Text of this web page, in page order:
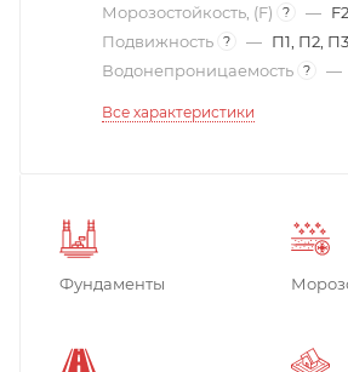
Морозостойкость, (F)
? —
Подвижность ? — П1, П2,
Водонепроницаемость ? —
Все характеристики
Фундаменты